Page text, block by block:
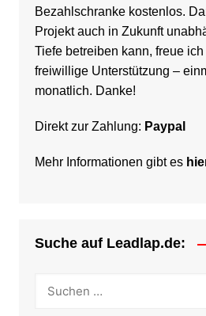
Bezahlschranke kostenlos.
Projekt auch in Zukunft
Tiefe betreiben kann, freue
freiwillige Unterstützung –
monatlich. Danke!
Direkt zur Zahlung: Paypal
Mehr Informationen gibt es
Suche auf Leadlap.de: